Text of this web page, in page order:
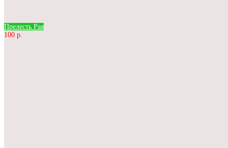
Прелесть Рая
100 р.